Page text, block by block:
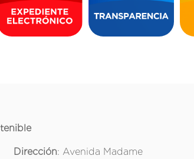
Dirección: Avenida Madame